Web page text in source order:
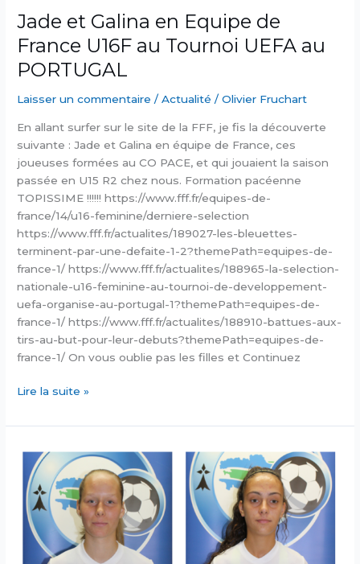
Jade et Galina en Equipe de
France U16F au Tournoi UEFA au
PORTUGAL
Laisser un commentaire /Actualité /Olivier Fruchart
En allant surfer sur le site de la FFF, je fis la découverte
suivante : Jade et Galina en équipe de France, ces
joueuses formées au CO PACE, et qui jouaient la saison
passée en U15 R2 chez nous. Formation pacéenne
TOPISSIME !!!!!! https://www.fff.fr/equipes-de-
france/14/u16-feminine/derniere-selection
https://www.fff.fr/actualites/189027-les-bleuettes-
terminent-par-une-defaite-1-2?themePath=equipes-de-
france-1/ https://www.fff.fr/actualites/188965-la-selection-
nationale-u16-feminine-au-tournoi-de-developpement-
uefa-organise-au-portugal-1?themePath=equipes-de-
france-1/ https://www.fff.fr/actualites/188910-battues-aux-
tirs-au-but-pour-leur-debuts?themePath=equipes-de-
france-1/ On vous oublie pas les filles et Continuez
Jade
Galina
Equipe
de
France
U16F
au
Tournoi
Lire la suite »